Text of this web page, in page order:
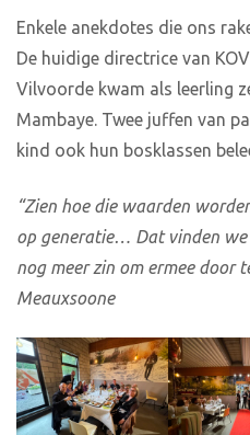
Enkele anekdotes die ons
De huidige directrice van
Vilvoorde kwam als leerling
Mambaye. Twee juffen van
kind ook hun bosklassen
“Zien hoe die waarden
op generatie… Dat vinden
nog meer zin om ermee door
Meauxsoone